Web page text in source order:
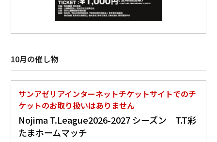
10月の催し物
サンアゼリアインターネットチケットサイトでのチ
ケットのお取り扱いはありません
Nojima T.League2026-2027 シーズン T.T彩
たまホームマッチ